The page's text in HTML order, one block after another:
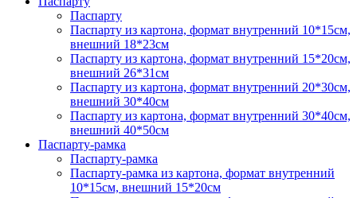
Паспарту
Паспарту из картона, формат внутренний 10*15см,
внешний 18*23см
Паспарту из картона, формат внутренний 15*20см,
внешний 26*31см
Паспарту из картона, формат внутренний 20*30см,
внешний 30*40см
Паспарту из картона, формат внутренний 30*40см,
внешний 40*50см
Паспарту-рамка
Паспарту-рамка
Паспарту-рамка из картона, формат внутренний
10*15см, внешний 15*20см